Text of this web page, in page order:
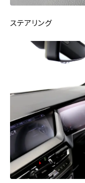
ステアリング